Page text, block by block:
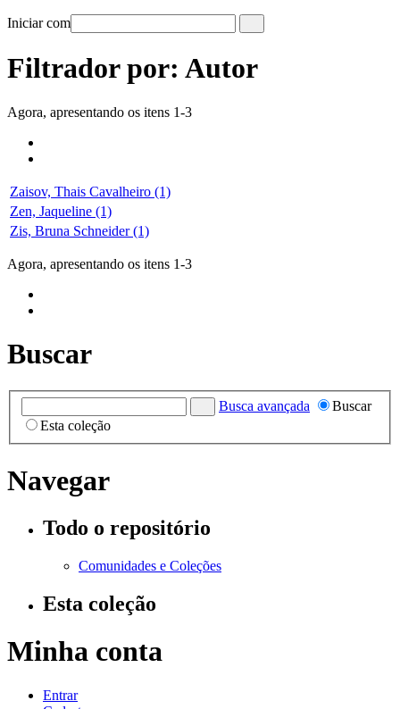
Iniciar com
Filtrador por: Autor
Agora, apresentando os itens 1-3
Zaisov, Thais Cavalheiro (1)
Zen, Jaqueline (1)
Zis, Bruna Schneider (1)
Agora, apresentando os itens 1-3
Buscar
Busca avançada
Buscar
Esta coleção
Navegar
Todo o repositório
Comunidades e Coleções
Esta coleção
Minha conta
Entrar